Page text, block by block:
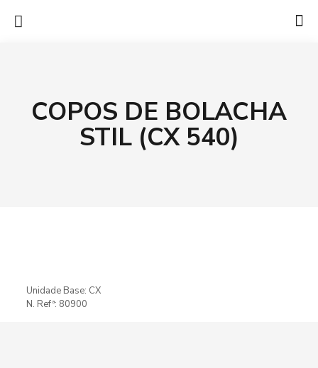
COPOS DE BOLACHA
STIL (CX 540)
Unidade Base: CX
N. Refª: 80900